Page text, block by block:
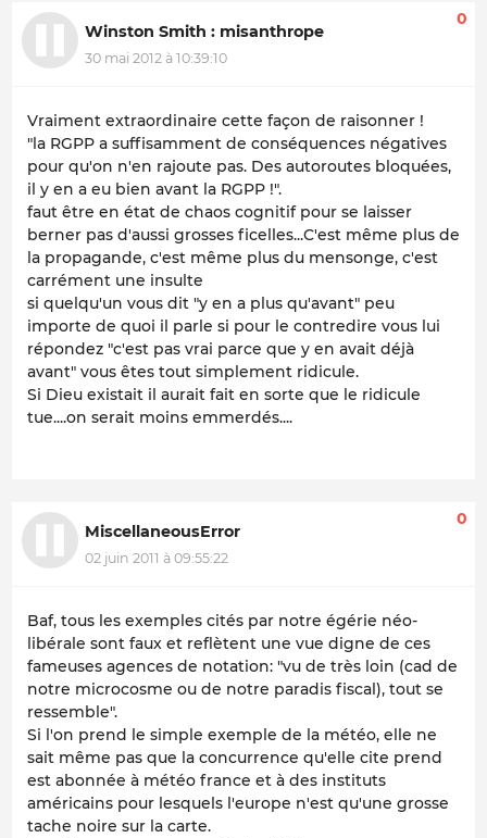
Winston Smith : misanthrope
30 mai 2012 à 10:39:10
0
Vraiment extraordinaire cette façon de raisonner !
"la RGPP a suffisamment de conséquences négatives
pour qu'on n'en rajoute pas. Des autoroutes bloquées,
il y en a eu bien avant la RGPP !".
faut être en état de chaos cognitif pour se laisser
berner pas d'aussi grosses ficelles...C'est même plus de
la propagande, c'est même plus du mensonge, c'est
carrément une insulte
si quelqu'un vous dit "y en a plus qu'avant" peu
importe de quoi il parle si pour le contredire vous lui
répondez "c'est pas vrai parce que y en avait déjà
avant" vous êtes tout simplement ridicule.
Si Dieu existait il aurait fait en sorte que le ridicule
tue....on serait moins emmerdés....
MiscellaneousError
02 juin 2011 à 09:55:22
0
Baf, tous les exemples cités par notre égérie néo-
libérale sont faux et reflètent une vue digne de ces
fameuses agences de notation: "vu de très loin (cad de
notre microcosme ou de notre paradis fiscal), tout se
ressemble".
Si l'on prend le simple exemple de la météo, elle ne
sait même pas que la concurrence qu'elle cite prend
est abonnée à météo france et à des instituts
américains pour lesquels l'europe n'est qu'une grosse
tache noire sur la carte.